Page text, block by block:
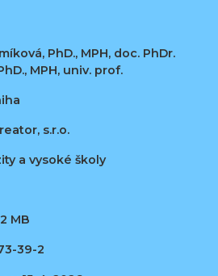
PhD., MPH, doc. PhDr.
MPH, univ. prof.
s.r.o.
a vysoké školy
MB
39-2